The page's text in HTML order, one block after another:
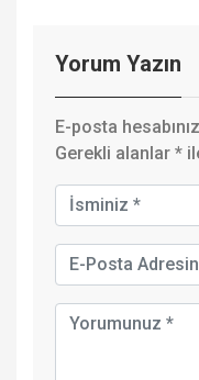
Yorum Yazın
E-posta
Gerekli alanlar *